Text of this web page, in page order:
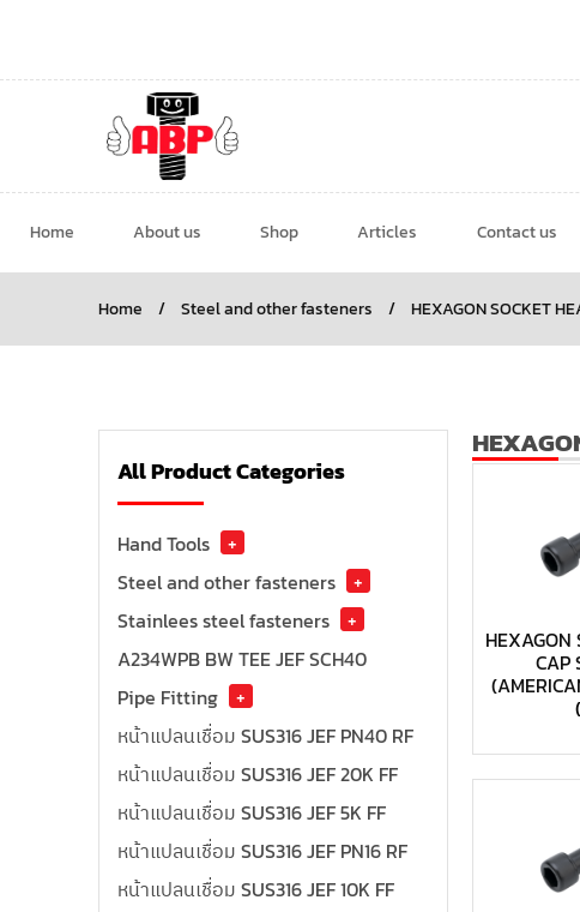
Home About us Shop Articles Contact us
Home / Steel and other fasteners / HEXAGON SOCKET
All Product Categories
Hand Tools
+
Steel and other fasteners
+
Stainlees steel fasteners
+
A234WPB BW TEE JEF SCH40
Pipe Fitting
+
หน้าแปลนเชื่อม SUS316 JEF PN40 RF
หน้าแปลนเชื่อม SUS316 JEF 20K FF
หน้าแปลนเชื่อม SUS316 JEF 5K FF
หน้าแปลนเชื่อม SUS316 JEF PN16 RF
หน้าแปลนเชื่อม SUS316 JEF 10K FF
HEXAGON
CAP